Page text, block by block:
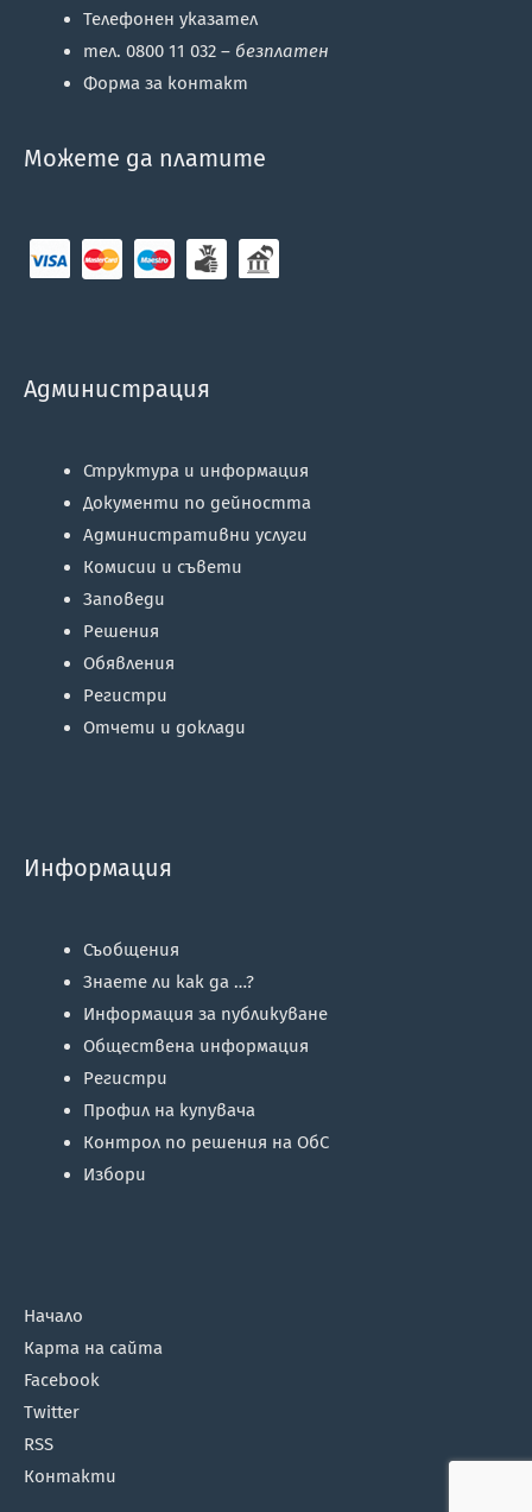
Телефонен указател
тел. 0800 11 032 – безплатен
Форма за контакт
Можете да платите
Администрация
Структура и информация
Документи по дейността
Административни услуги
Комисии и съвети
Заповеди
Решения
Обявления
Регистри
Отчети и доклади
Информация
Съобщения
Знаете ли как да …?
Информация за публикуване
Обществена информация
Регистри
Профил на купувача
Контрол по решения на ОбС
Избори
Начало
Карта на сайта
Facebook
Twitter
RSS
Контакти